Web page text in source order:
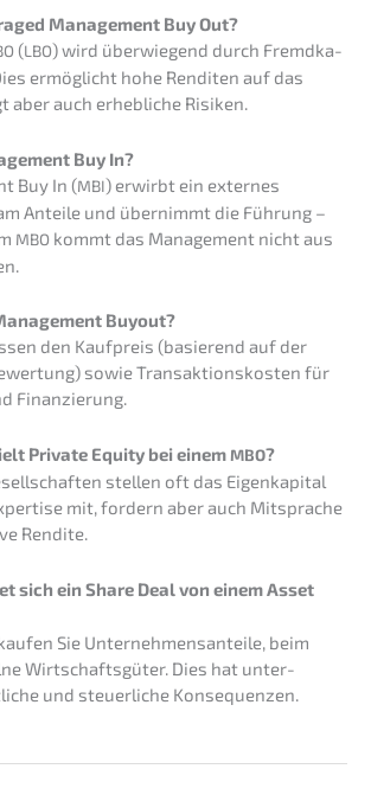
Manage­ment Buy Out?
(LBO) wird überwie­gend durch Fremd­ka­
ermög­licht hohe Rendi­ten auf das
aber auch erheb­li­che Risiken.
Buy In?
Buy In (MBI) erwirbt ein exter­nes
Antei­le und übernimmt die Führung –
MBO kommt das Manage­ment nicht aus
Buyout?
den Kaufpreis (basie­rend auf der
sowie Trans­ak­ti­ons­kos­ten für
Finanzierung.
Priva­te Equity bei einem MBO?
stellen oft das Eigen­ka­pi­tal
mit, fordern aber auch Mitspra­che
Rendite.
sich ein Share Deal von einem Asset
Sie Unter­neh­mens­an­tei­le, beim
Wirtschafts­gü­ter. Dies hat unter­
und steuer­li­che Konsequenzen.